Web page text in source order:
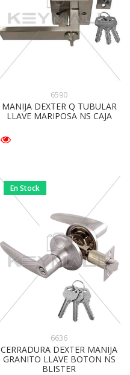
6590
MANIJA DEXTER Q TUBULAR
LLAVE MARIPOSA NS CAJA
En Stock
6636
CERRADURA DEXTER MANIJA
GRANITO LLAVE BOTON NS
BLISTER